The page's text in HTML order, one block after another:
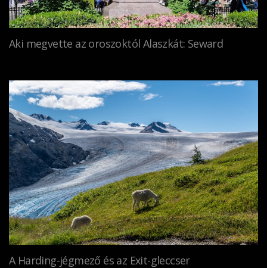
Aki megvette az oroszoktól Alaszkát: Seward
A Harding-jégmező és az Exit-gleccser